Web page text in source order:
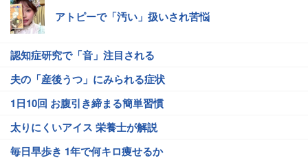
アトピーで「汚い」扱いされ苦悩
認知症研究で「音」注目される
夫の「産後うつ」にみられる症状
1日10回 お腹引き締まる簡単習慣
太りにくいアイス 栄養士が解説
毎日早歩き 1年で何キロ痩せるか